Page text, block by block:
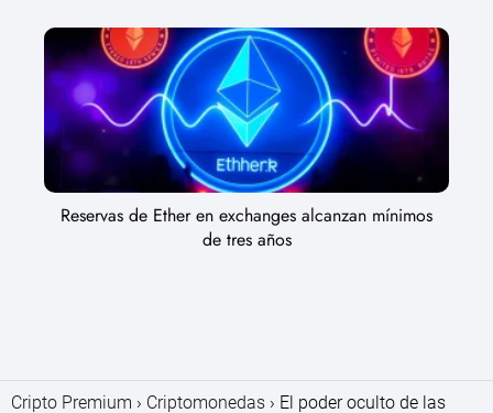
Reservas de Ether en exchanges alcanzan mínimos
de tres años
Cripto Premium Criptomonedas
El poder oculto de las